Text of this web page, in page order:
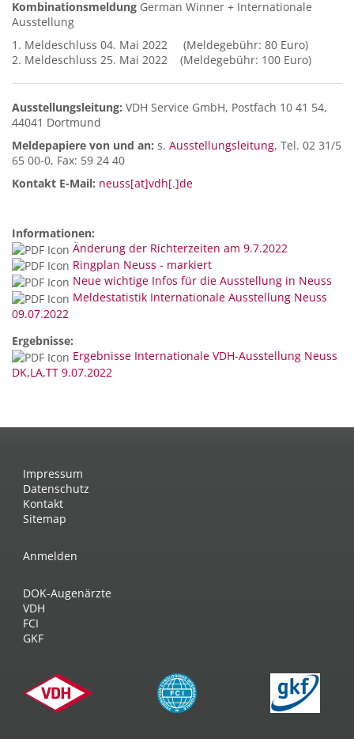
Kombinationsmeldung German Winner + Internationale
Ausstellung
1. Meldeschluss 04. Mai 2022 (Meldegebühr: 80 Euro)
2. Meldeschluss 25. Mai 2022 (Meldegebühr: 100 Euro)
Ausstellungsleitung: VDH Service GmbH, Postfach 10 41 54,
44041 Dortmund
Meldepapiere von und an: s. Ausstellungsleitung, Tel. 02 31/5
65 00-0, Fax: 59 24 40
Kontakt E-Mail: neuss[at]vdh[.]de
Informationen:
Änderung der Richterzeiten am 9.7.2022
Ringplan Neuss - markiert
Neue wichtige Infos für die Ausstellung in Neuss
Meldestatistik Internationale Ausstellung Neuss
09.07.2022
Ergebnisse:
Ergebnisse Internationale VDH-Ausstellung Neuss
DK,LA,TT 9.07.2022
Impressum
Datenschutz
Kontakt
Sitemap
Anmelden
DOK-Augenärzte
VDH
FCI
GKF